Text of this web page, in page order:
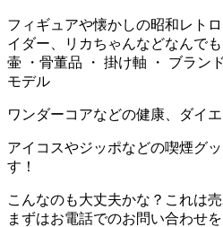
フィギュアや懐かしの昭和レト
イダー、リカちゃんなどなんで
壷 ・骨董品 ・ 掛け軸 ・ ブラン
モデル
ワンダーコアなどの健康、ダイ
アイコスやジッポなどの喫煙グ
す！
こんなのも大丈夫かな？これは
まずはお電話でのお問い合わせを